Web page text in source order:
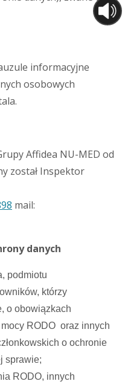
informacyjne
osobowych
Affidea NU-MED od
został Inspektor
mail:
danych
podmiotu
którzy
o obowiązkach
RODO oraz innych
o ochronie
sprawie;
RODO, innych